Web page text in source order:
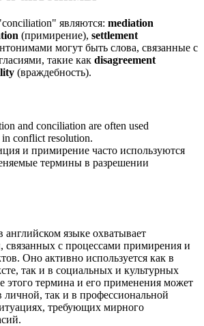
являются: mediation
(примирение), settlement
могут быть слова, связанные с
такие как disagreement
(враждебность).
and conciliation are often used
conflict resolution.
и примирение часто используются
термины в разрешении
языке охватывает
связанных с процессами примирения и
Оно активно используется как в
так и в социальных и культурных
этого термина и его применения может
так и в профессиональной
требующих мирного